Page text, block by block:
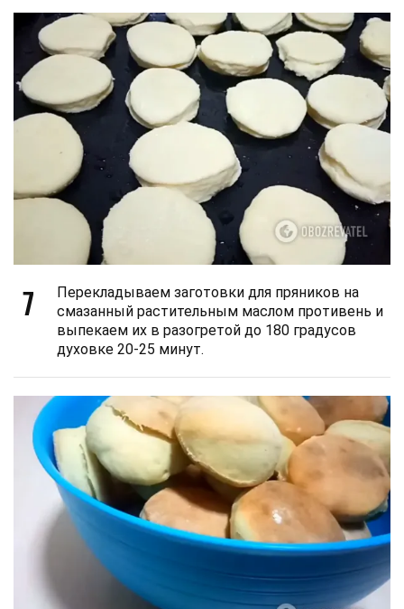
7
Перекладываем заготовки для пряников на
смазанный растительным маслом противень и
выпекаем их в разогретой до 180 градусов
духовке 20-25 минут.